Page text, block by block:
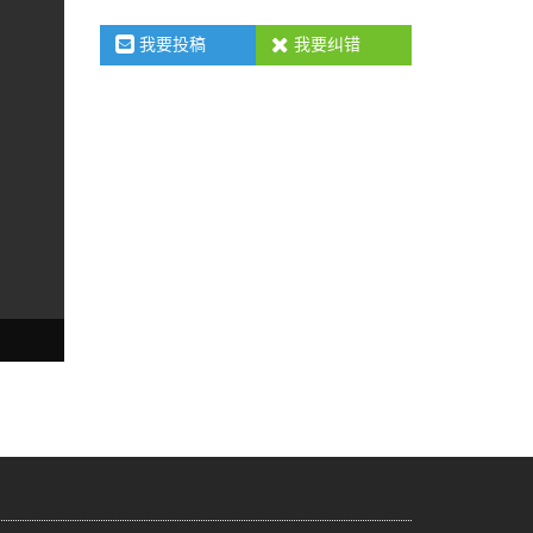
我要投稿 我要纠错